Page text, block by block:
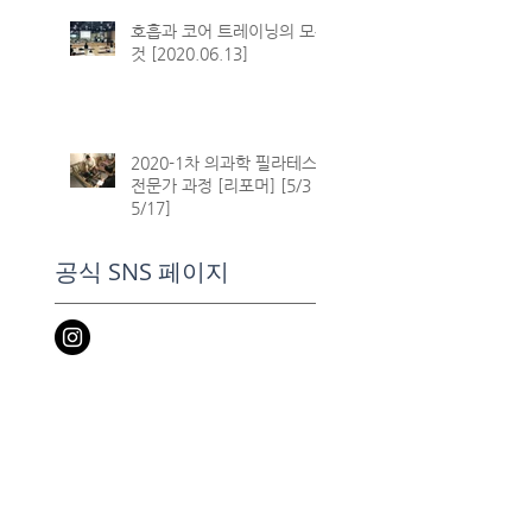
호흡과 코어 트레이닝의 모든
것 [2020.06.13]
2020-1차 의과학 필라테스
전문가 과정 [리포머] [5/3 ~
5/17]
공식 SNS 페이지